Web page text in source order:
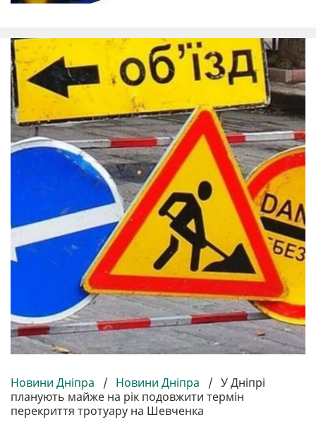
Новини Дніпра / Новини Дніпра / У Дніпрі
планують майже на рік подовжити термін
перекриття тротуару на Шевченка